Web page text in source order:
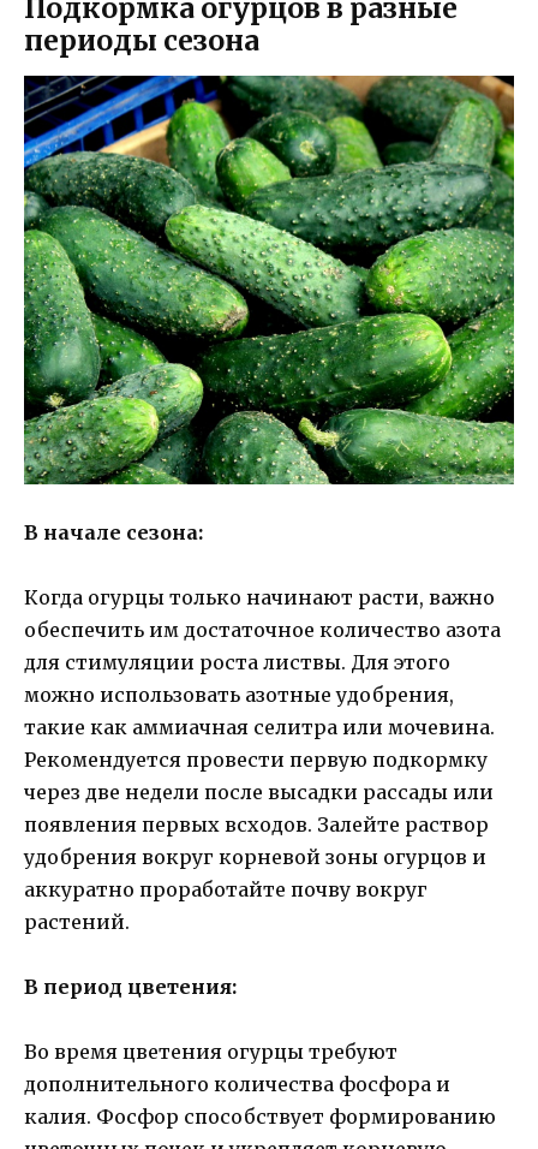
Подкормка огурцов в разные
периоды сезона
В начале сезона:
Когда огурцы только начинают расти, важно
обеспечить им достаточное количество азота
для стимуляции роста листвы. Для этого
можно использовать азотные удобрения,
такие как аммиачная селитра или мочевина.
Рекомендуется провести первую подкормку
через две недели после высадки рассады или
появления первых всходов. Залейте раствор
удобрения вокруг корневой зоны огурцов и
аккуратно проработайте почву вокруг
растений.
В период цветения:
Во время цветения огурцы требуют
дополнительного количества фосфора и
калия. Фосфор способствует формированию